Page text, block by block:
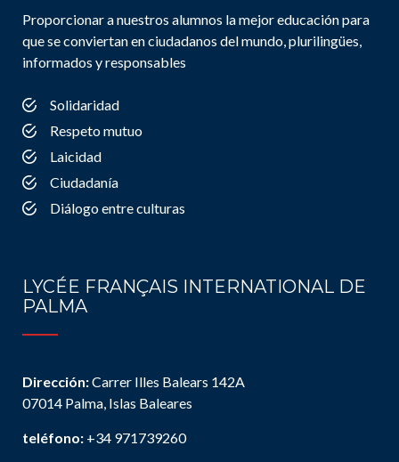
Proporcionar a nuestros alumnos la mejor educación para
que se conviertan en ciudadanos del mundo, plurilingües,
informados y responsables
Solidaridad
Respeto mutuo
Laicidad
Ciudadanía
Diálogo entre culturas
LYCÉE FRANÇAIS INTERNATIONAL DE
PALMA
Dirección:Carrer Illes Balears 142A
07014 Palma, Islas Baleares
teléfono: +34 971739260